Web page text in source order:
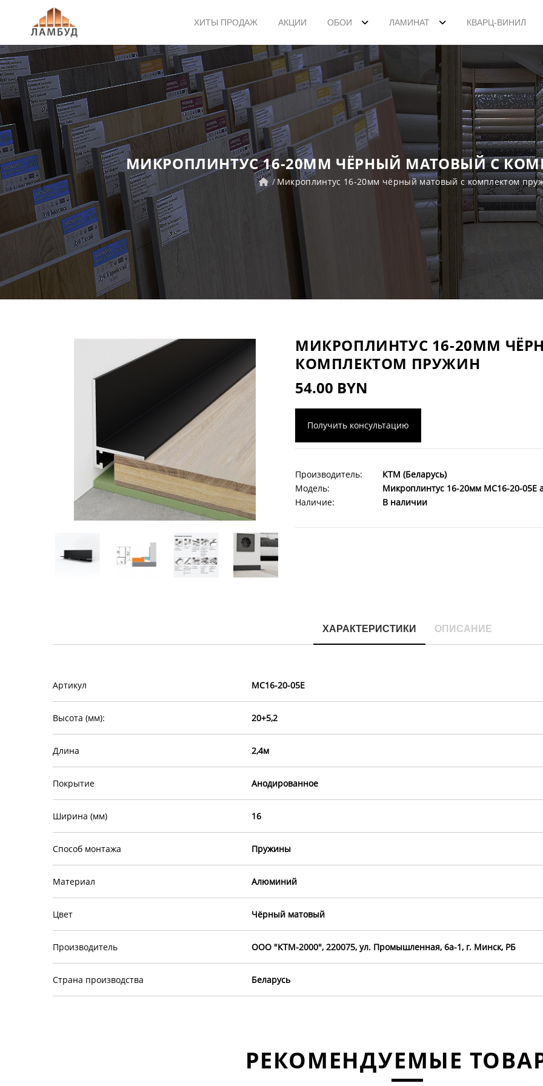
ХИТЫ ПРОДАЖ АКЦИИ ОБОИ ЛАМИНАТ КВАРЦ-ВИНИЛ
МИКРОПЛИНТУС 16-20ММ ЧЁРНЫЙ МАТОВЫЙ С
Микроплинтус 16-20мм чёрный матовый с комплектом
МИКРОПЛИНТУС 16-20ММ
КОМПЛЕКТОМ ПРУЖИН
54.00 BYN
Получить консультацию
Производитель:
КТМ (Беларусь)
Модель:
Микроплинтус 16-20мм МС16-20-05E
Наличие:
В наличии
ХАРАКТЕРИСТИКИ ОПИСАНИЕ
Артикул МС16-20-05E
Высота (мм): 20+5,2
Длина 2,4м
Покрытие Анодированное
Ширина (мм) 16
Способ монтажа Пружины
Материал Алюминий
Цвет Чёрный матовый
Производитель ООО "КТМ-2000", 220075, ул. Промышленная, 6а-1, г. Минск, РБ
Страна производства Беларусь
РЕКОМЕНДУЕМЫЕ